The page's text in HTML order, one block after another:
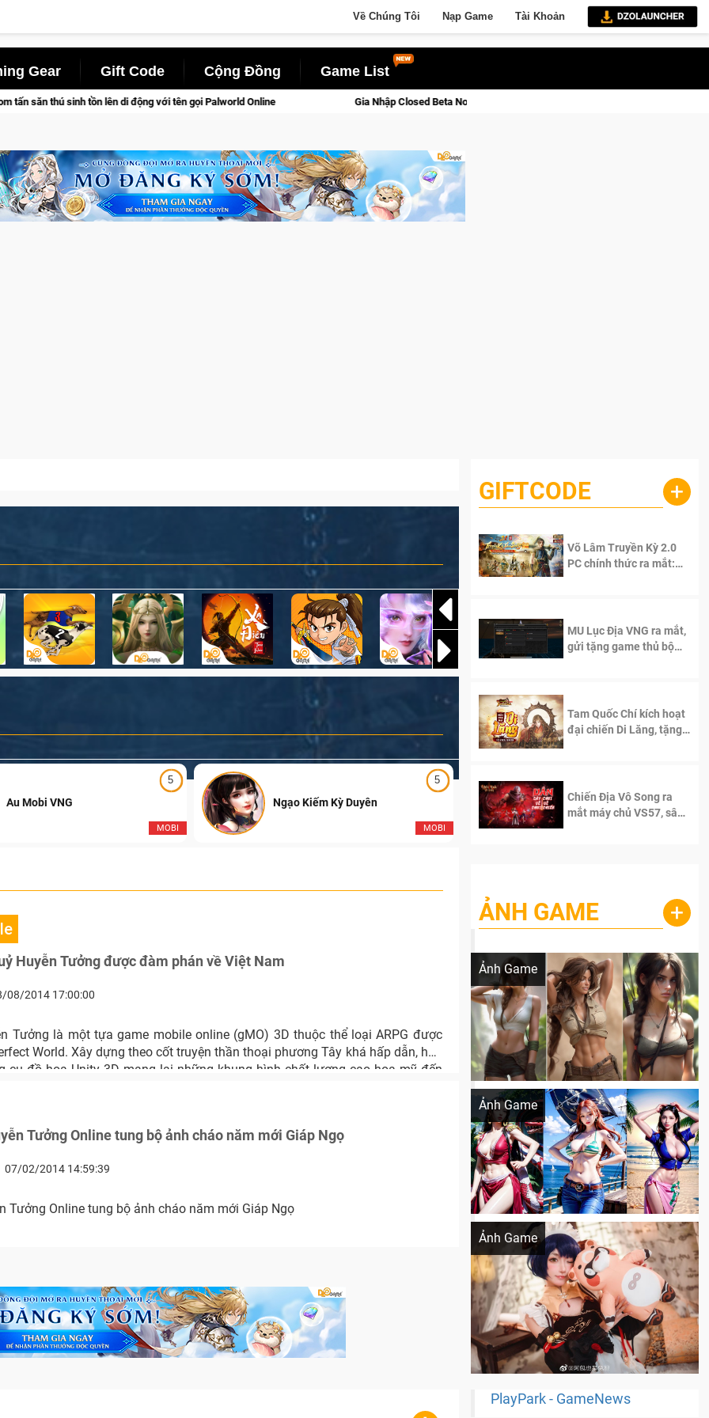
Về Chúng Tôi Nạp Game Tài Khoản
Gear Gift Code Cộng Đồng Game List
di động với tên gọi Palworld Online Gia Nhập Closed Beta Norse Saga: Cửu Giới Thức Tỉnh, Săn DJI Osmo Pocket 3 Ngay Hôm Nay
5
MOBI
Au Mobi VNG
5
MOBI
Ngạo Kiếm Kỳ Duyên Ngạo Thiên Mobile
Huyễn Tưởng được đàm phán về Việt Nam
08/2014 17:00:00
Tưởng là một tựa game mobile online (gMO) 3D thuộc thể loại ARPG được
World. Xây dựng theo cốt truyện thần thoại phương Tây khá hấp dẫn, hơn
cụ đồ họa Unity 3D mang lại những khung hình chất lượng cao hoa mỹ đến
Tưởng Online tung bộ ảnh cháo năm mới Giáp Ngọ
07/02/2014 14:59:39
Tưởng Online tung bộ ảnh cháo năm mới Giáp Ngọ
GIFTCODE +
Võ Lâm Truyền Kỳ 2.0
PC chính thức ra mắt:
MU Lục Địa VNG ra mắt,
gửi tặng game thủ bộ
Tam Quốc Chí kích hoạt
đại chiến Di Lăng, tặng
Chiến Địa Vô Song ra
mắt máy chủ VS57, sân
ẢNH GAME +
Ảnh Game
Lala Croft vừa nóng vừa xinh dưới nét vẽ
Ảnh Game
Khi AI Cosplay gái đẹp One Piece
Ảnh Game
Cosplay Xiangling siêu cute
PlayPark - GameNews